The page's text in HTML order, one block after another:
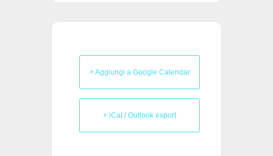
+ Aggiungi a Google Calendar
+ iCal / Outlook export